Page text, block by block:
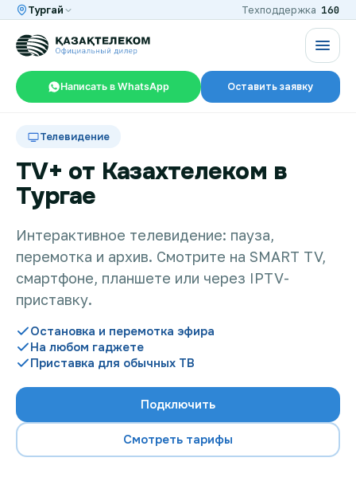
Тургай Техподдержка 160
Написать в WhatsApp Оставить заявку
Интернет и ТВ в квартире
Интернет и ТВ в частном доме
Интернет в офис
TV+
Проверить возможность подключения
Телевидение
TV+ от Казахтелеком в
Тургае
Интерактивное телевидение: пауза,
перемотка и архив. Смотрите на SMART TV,
смартфоне, планшете или через IPTV-
приставку.
Остановка и перемотка эфира
На любом гаджете
Приставка для обычных ТВ
Подключить
Смотреть тарифы